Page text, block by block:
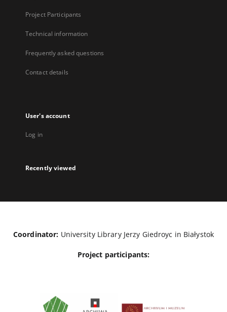
Project Participants
Technical information
Frequently asked questions
Contact details
User's account
Log in
Recently viewed
Coordinator: University Library Jerzy Giedroyc in Białystok
Project participants: